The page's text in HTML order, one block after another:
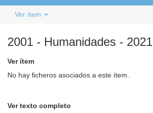
Ver ítem
2001 - Humanidades - 2021
Ver ítem
No hay ficheros asociados a este ítem.
Ver texto completo